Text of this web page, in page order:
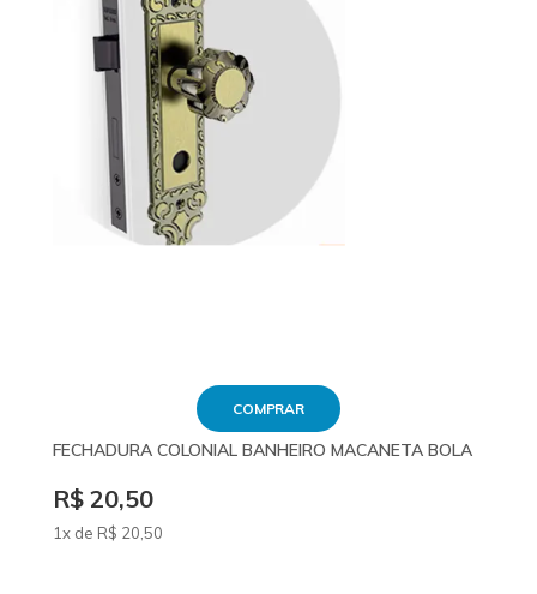
COMPRAR
FECHADURA COLONIAL BANHEIRO MACANETA BOLA
R$ 20,50
1x de R$ 20,50